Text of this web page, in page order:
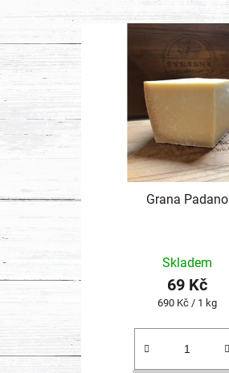
Grana Padano
Skladem
69 Kč
Měrná
690 Kč / 1 kg